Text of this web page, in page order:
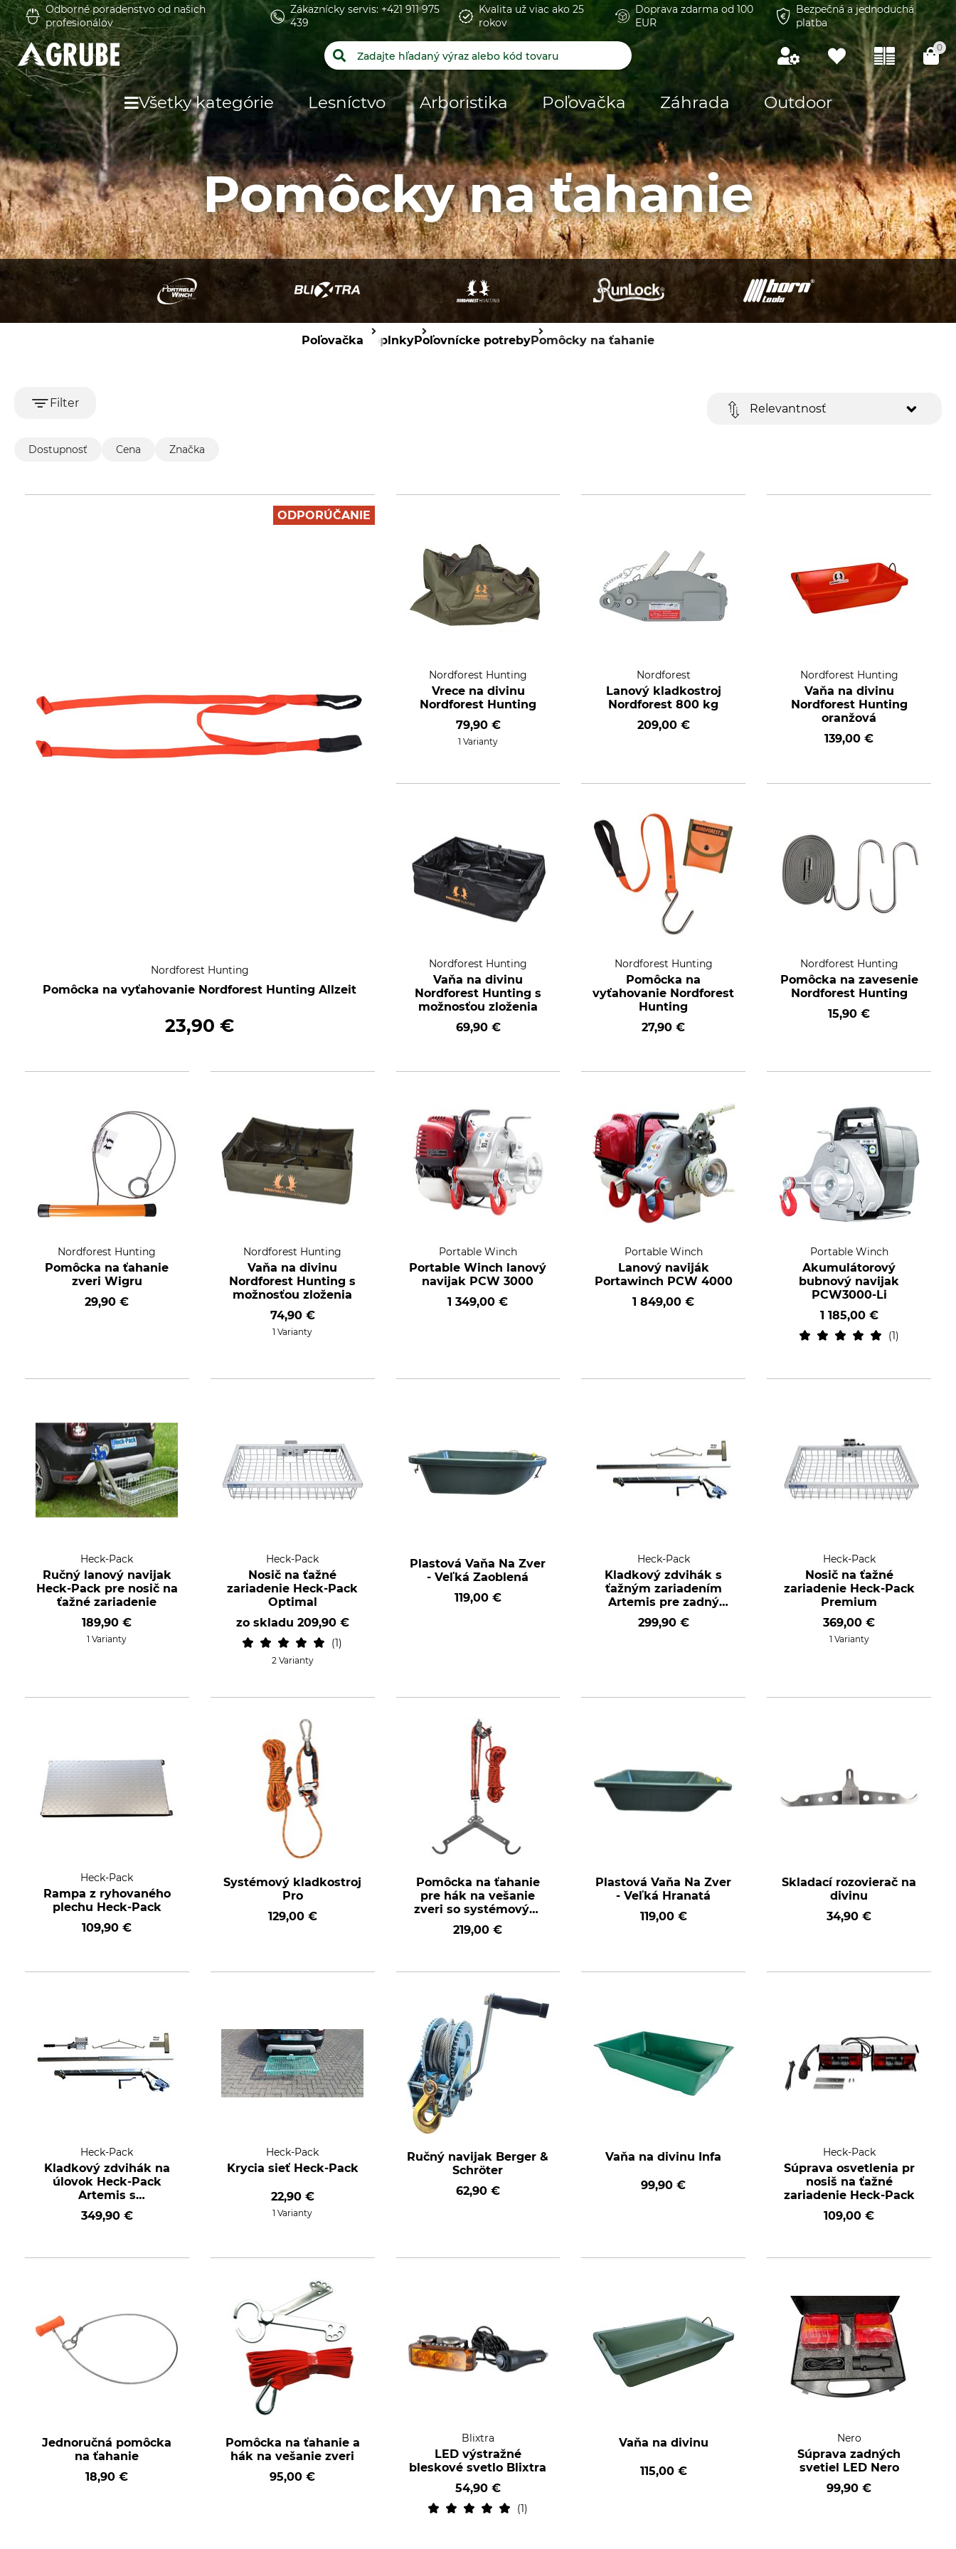
Odborné poradenstvo od našich
profesionálov
Zákaznícky servis: +421 911 975
439
Kvalita už viac ako 25
rokov
Doprava zdarma od 100
EUR
Bezpečná a jednoduchá
platba
0
Všetky kategórie Lesníctvo Arboristika Poľovačka Záhrada Outdoor
Pomôcky na ťahanie
Poľovačka DoplnkyPoľovnícke potrebyPomôcky na ťahanie
Filter Relevantnosť
Dostupnosť Cena Značka
ODPORÚČANIE
Nordforest Hunting
Pomôcka na vyťahovanie Nordforest Hunting Allzeit
23,90 €
Nordforest Hunting
Vrece na divinu
Nordforest Hunting
79,90 €
1 Varianty
Nordforest
Lanový kladkostroj
Nordforest 800 kg
209,00 €
Nordforest Hunting
Vaňa na divinu
Nordforest Hunting
oranžová
139,00 €
Nordforest Hunting
Vaňa na divinu
Nordforest Hunting s
možnosťou zloženia
69,90 €
Nordforest Hunting
Pomôcka na
vyťahovanie Nordforest
Hunting
27,90 €
Nordforest Hunting
Pomôcka na zavesenie
Nordforest Hunting
15,90 €
Nordforest Hunting
Pomôcka na ťahanie
zveri Wigru
29,90 €
Nordforest Hunting
Vaňa na divinu
Nordforest Hunting s
možnosťou zloženia
74,90 €
1 Varianty
Portable Winch
Portable Winch lanový
navijak PCW 3000
1 349,00 €
Portable Winch
Lanový naviják
Portawinch PCW 4000
1 849,00 €
Portable Winch
Akumulátorový
bubnový navijak
PCW3000-Li
1 185,00 €
1
Heck-Pack
Ručný lanový navijak
Heck-Pack pre nosič na
ťažné zariadenie
189,90 €
1 Varianty
Heck-Pack
Nosič na ťažné
zariadenie Heck-Pack
Optimal
zo skladu 209,90 €
1
2 Varianty
Plastová Vaňa Na Zver
- Veľká Zaoblená
119,00 €
Heck-Pack
Kladkový zdvihák s
ťažným zariadením
Artemis pre zadný
nosič
299,90 €
Heck-Pack
Nosič na ťažné
zariadenie Heck-Pack
Premium
369,00 €
1 Varianty
Heck-Pack
Rampa z ryhovaného
plechu Heck-Pack
109,90 €
Systémový kladkostroj
Pro
129,00 €
Pomôcka na ťahanie
pre hák na vešanie
zveri so systémovým
kladkostrojom Pro
219,00 €
Plastová Vaňa Na Zver
- Veľká Hranatá
119,00 €
Skladací rozovierač na
divinu
34,90 €
Heck-Pack
Kladkový zdvihák na
úlovok Heck-Pack
Artemis s
rýchlouzáverom
349,90 €
Heck-Pack
Krycia sieť Heck-Pack
22,90 €
1 Varianty
Ručný navijak Berger &
Schröter
62,90 €
Vaňa na divinu Infa
99,90 €
Heck-Pack
Súprava osvetlenia pr
nosiš na ťažné
zariadenie Heck-Pack
109,00 €
Jednoručná pomôcka
na ťahanie
18,90 €
Pomôcka na ťahanie a
hák na vešanie zveri
95,00 €
Blixtra
LED výstražné
bleskové svetlo Blixtra
54,90 €
1
Vaňa na divinu
115,00 €
Nero
Súprava zadných
svetiel LED Nero
99,90 €